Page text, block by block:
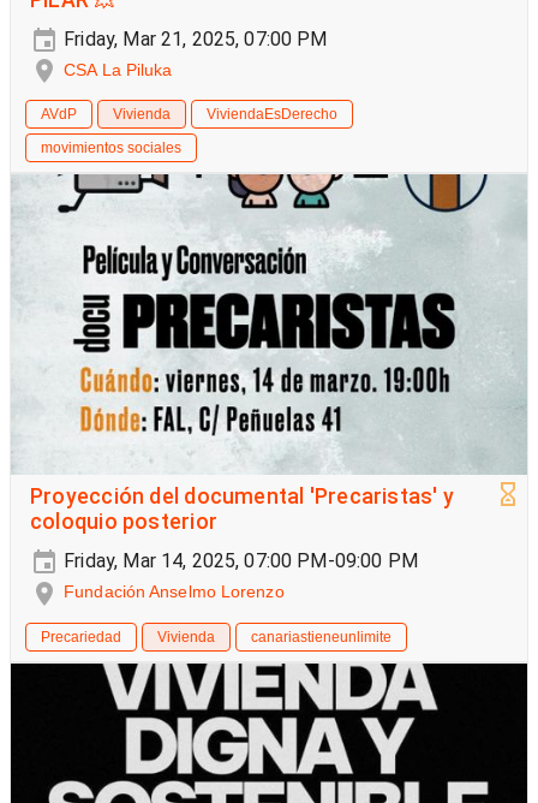
Friday, Mar 21, 2025, 07:00 PM
CSA La Piluka
AVdP Vivienda
ViviendaEsDerecho
movimientos sociales
Proyección del documental 'Precaristas' y
coloquio posterior
Friday, Mar 14, 2025, 07:00 PM-09:00 PM
Fundación Anselmo Lorenzo
Precariedad Vivienda canariastieneunlimite